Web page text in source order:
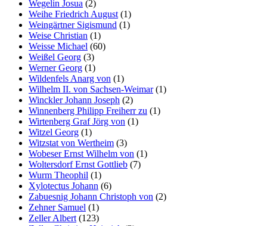
Wegelin Josua (2)
Weihe Friedrich August (1)
Weingärtner Sigismund (1)
Weise Christian (1)
Weisse Michael (60)
Weißel Georg (3)
Werner Georg (1)
Wildenfels Anarg von (1)
Wilhelm II. von Sachsen-Weimar(1)
Winckler Johann Joseph (2)
Winnenberg Philipp Freiherr zu (1)
Wirtenberg Graf Jörg von (1)
Witzel Georg (1)
Witzstat von Wertheim (3)
Wobeser Ernst Wilhelm von (1)
Woltersdorf Ernst Gottlieb (7)
Wurm Theophil (1)
Xylotectus Johann (6)
Zabuesnig Johann Christoph von (2)
Zehner Samuel (1)
Zeller Albert (123)